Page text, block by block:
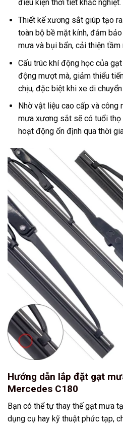
điều kiện thời tiết khắc nghiệt.
Thiết kế xương sắt giúp tạo
toàn bộ bề mặt kính, đảm
mưa và bụi bẩn, cải thiện tầm
Cấu trúc khí động học của
động mượt mà, giảm thiểu
chịu, đặc biệt khi xe di
Nhờ vật liệu cao cấp và công
mưa xương sắt sẽ có tuổi
hoạt động ổn định qua thời
Hướng dẫn lắp đặt gạt
Mercedes C180
Bạn có thể tự thay thế gạt mưa
dụng cụ hay kỹ thuật phức tạp,